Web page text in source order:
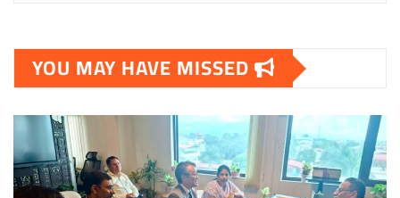
YOU MAY HAVE MISSED